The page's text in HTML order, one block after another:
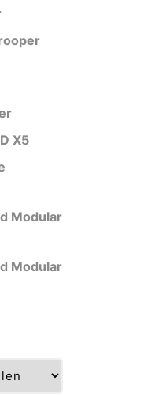
X5
Modular
Modular